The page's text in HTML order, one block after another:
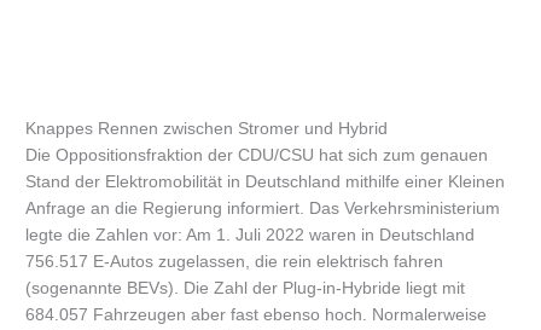
Knappes Rennen zwischen Stromer und Hybrid
Die Oppositionsfraktion der CDU/CSU hat sich zum genauen
Stand der Elektromobilität in Deutschland mithilfe einer Kleinen
Anfrage an die Regierung informiert. Das Verkehrsministerium
legte die Zahlen vor: Am 1. Juli 2022 waren in Deutschland
756.517 E-Autos zugelassen, die rein elektrisch fahren
(sogenannte BEVs). Die Zahl der Plug-in-Hybride liegt mit
684.057 Fahrzeugen aber fast ebenso hoch. Normalerweise